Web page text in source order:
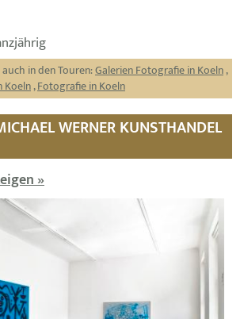
in den Touren:Galerien Fotografie in Koeln,
Koeln,Fotografie in Koeln
WERNER KUNSTHANDEL
»